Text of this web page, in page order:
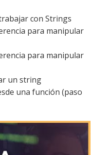
con Strings
para manipular
para manipular
un string
una función (paso